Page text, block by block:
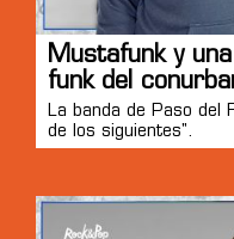
Mustafunk y
funk del
La banda de Paso del
de los siguientes".